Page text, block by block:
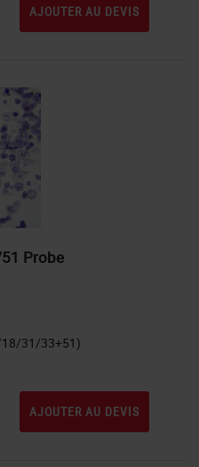
AJOUTER AU DEVIS
Probe
AJOUTER AU DEVIS